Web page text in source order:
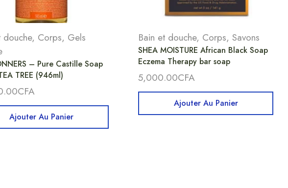
douche, Corps, Gels
– Pure Castille Soap
TREE (946ml)
CFA
Ajouter Au Panier
Bain et douche, Corps, Savons
SHEA MOISTURE African Black Soap
Eczema Therapy bar soap
5,000.00CFA
Ajouter Au Panier